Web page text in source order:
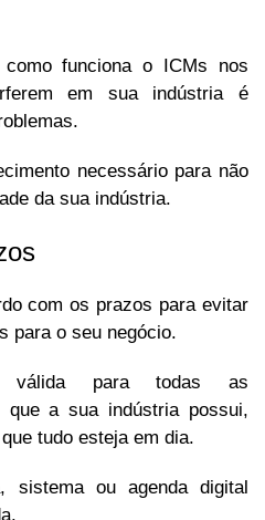
como funciona o ICMs nos
em sua indústria é
necessário para não
da sua indústria.
com os prazos para evitar
para o seu negócio.
para todas as
que a sua indústria possui,
tudo esteja em dia.
sistema ou agenda digital